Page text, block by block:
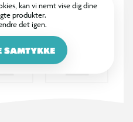
kan vi nemt vise dig dine
produkter.
det igen.
SAMTYKKE